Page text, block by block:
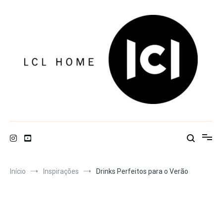
Início Inspirações Drinks Perfeitos para o Verão